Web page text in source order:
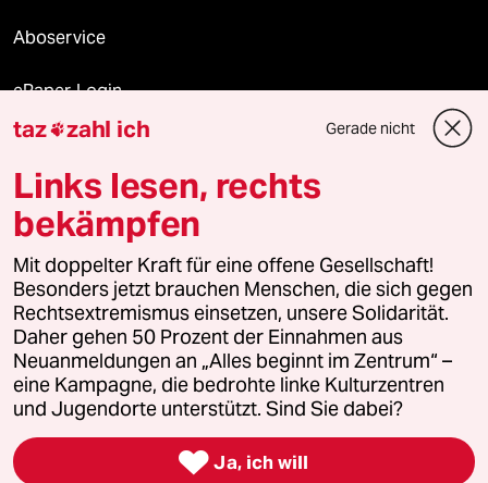
Aboservice
ePaper Login
Downloads für Abonnierende
© 2026 taz Verlags und Vertriebs GmbH
Alle Rechte vorbehalten. Bei rechtlichen Fragen oder für Genehmigungen
wenden Sie sich bitte an lizenzen@taz.de
Feedback Redaktionsstatut Kommune-Richtlinien
Leitlinie Informant Datenschutz Impressum AGB
Seitenwende Einwilligungen widerrufen (Ads)
taz zahl ich Gerade nicht
Links lesen, rechts
bekämpfen
Mit doppelter Kraft für eine offene Gesellschaft!
Besonders jetzt brauchen Menschen, die sich gegen
Rechtsextremismus einsetzen, unsere Solidarität.
Daher gehen 50 Prozent der Einnahmen aus
Neuanmeldungen an „Alles beginnt im Zentrum“ –
eine Kampagne, die bedrohte linke Kulturzentren
und Jugendorte unterstützt. Sind Sie dabei?
 Ja, ich will